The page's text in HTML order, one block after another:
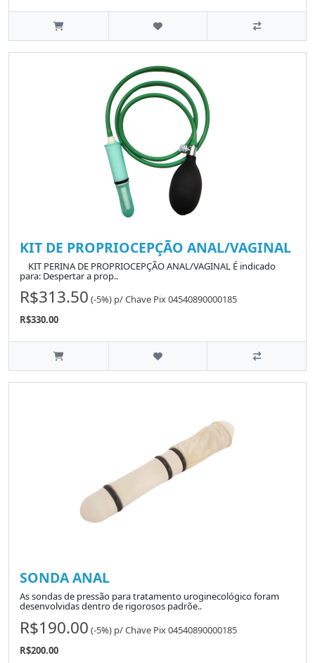
KIT DE PROPRIOCEPÇÃO ANAL/VAGINAL
KIT PERINA DE PROPRIOCEPÇÃO ANAL/VAGINAL É indicado
para: Despertar a prop..
R$313.50 (-5%) p/Chave Pix 04540890000185
R$330.00
SONDA ANAL
As sondas de pressão para tratamento uroginecológico foram
desenvolvidas dentro de rigorosos padrõe..
R$190.00 (-5%) p/Chave Pix 04540890000185
R$200.00